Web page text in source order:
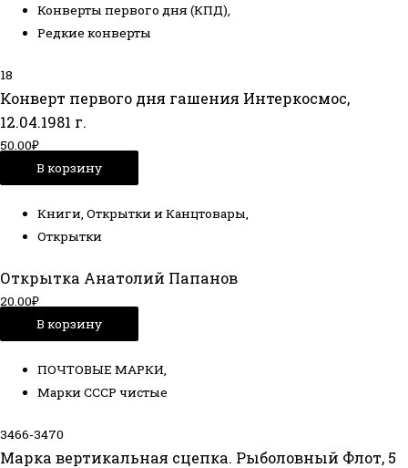
Конверты первого дня (КПД),
Редкие конверты
18
Конверт первого дня гашения Интеркосмос,
12.04.1981 г.
50.00₽
В корзину
Книги, Открытки и Канцтовары
Открытки
Открытка Анатолий Папанов
20.00₽
В корзину
ПОЧТОВЫЕ МАРКИ,
Марки СССР чистые
3466-3470
Марка вертикальная сцепка. Рыболовный Флот, 5